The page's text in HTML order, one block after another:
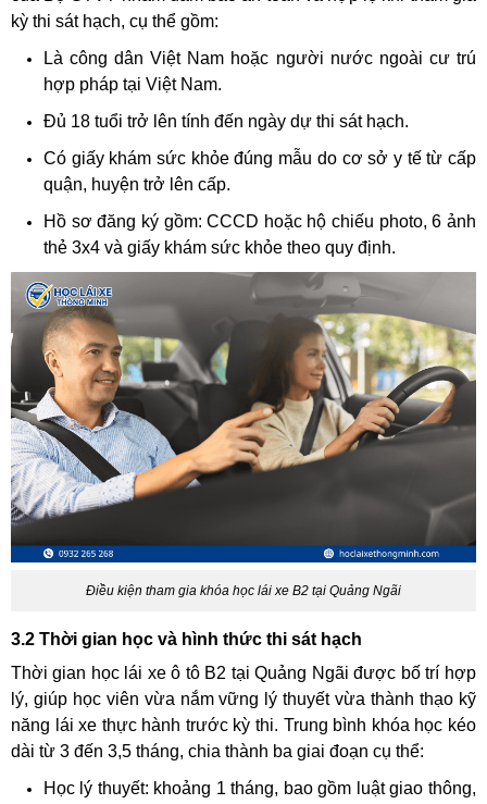
kỳ thi sát hạch, cụ thể gồm:
Là công dân Việt Nam hoặc người nước ngoài cư trú
hợp pháp tại Việt Nam.
Đủ 18 tuổi trở lên tính đến ngày dự thi sát hạch.
Có giấy khám sức khỏe đúng mẫu do cơ sở y tế từ cấp
quận, huyện trở lên cấp.
Hồ sơ đăng ký gồm: CCCD hoặc hộ chiếu photo, 6 ảnh
thẻ 3x4 và giấy khám sức khỏe theo quy định.
Điều kiện tham gia khóa học lái xe B2 tại Quảng Ngãi
3.2 Thời gian học và hình thức thi sát hạch
Thời gian học lái xe ô tô B2 tại Quảng Ngãi được bố trí hợp
lý, giúp học viên vừa nắm vững lý thuyết vừa thành thạo kỹ
năng lái xe thực hành trước kỳ thi. Trung bình khóa học kéo
dài từ 3 đến 3,5 tháng, chia thành ba giai đoạn cụ thể:
Học lý thuyết: khoảng 1 tháng, bao gồm luật giao thông,